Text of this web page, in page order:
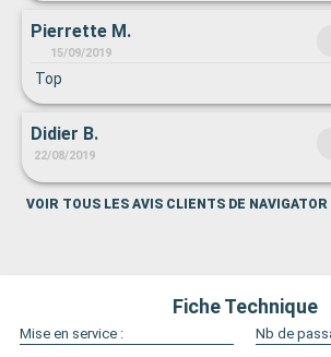
Pierrette M.
15/09/2019
Top
Didier B.
22/08/2019
VOIR TOUS LES AVIS CLIENTS DE NAVIGATOR
Fiche Technique
Mise en service :
Nb de